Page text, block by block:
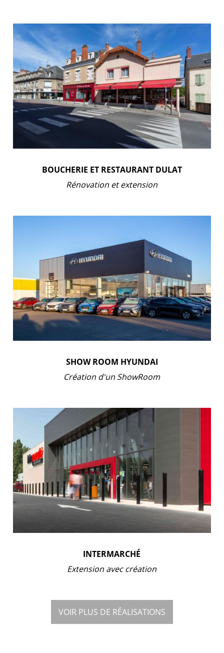
BOUCHERIE ET RESTAURANT DULAT
Rénovation et extension
SHOW ROOM HYUNDAI
Création d'un ShowRoom
INTERMARCHÉ
Extension avec création
VOIR PLUS DE RÉALISATIONS